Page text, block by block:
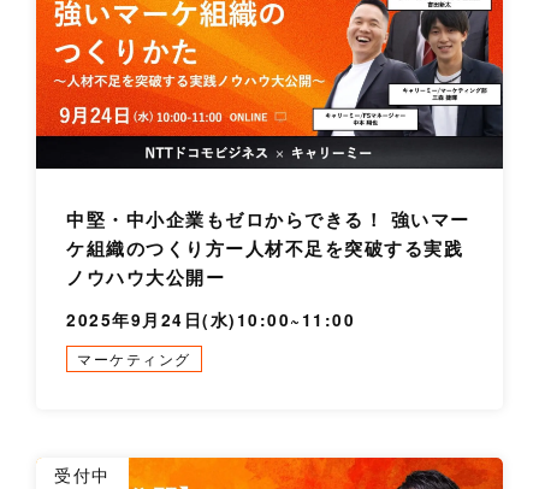
中堅・中小企業もゼロからできる！ 強いマー
ケ組織のつくり方ー人材不足を突破する実践
ノウハウ大公開ー
2025年9月24日(水)10:00~11:00
マーケティング
受付中